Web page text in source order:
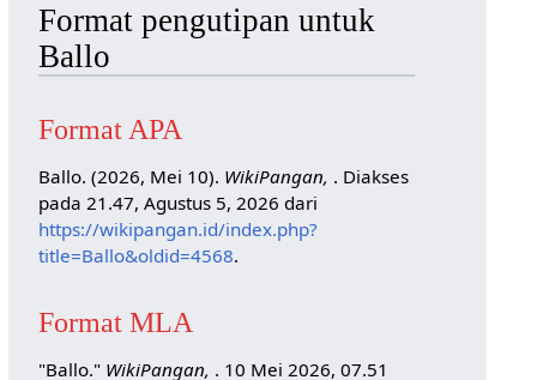
Format pengutipan untuk
Ballo
Format APA
Ballo. (2026, Mei 10). WikiPangan, . Diakses
pada 21.47, Agustus 5, 2026 dari
https://wikipangan.id/index.php?
title=Ballo&oldid=4568.
Format MLA
"Ballo." WikiPangan, . 10 Mei 2026, 07.51